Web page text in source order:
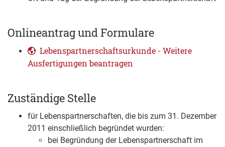
Onlineantrag und Formulare
Lebenspartnerschaftsurkunde - Weitere
Ausfertigungen beantragen
Zuständige Stelle
für Lebenspartnerschaften, die bis zum 31. Dezember
2011 einschließlich begründet wurden:
bei Begründung der Lebenspartnerschaft im